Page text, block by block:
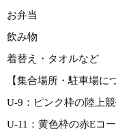
お弁当
飲み物
着替え・タオルなど
【集合場所・駐車場に
U-9：ピンク枠の陸上
U-11：黄色枠の赤Eコ